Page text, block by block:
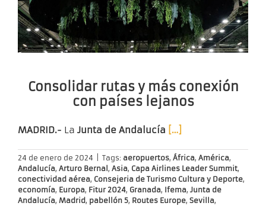
Consolidar rutas y más conexión
con países lejanos
MADRID.- La Junta de Andalucía […]
24 de enero de 2024 Tags: aeropuertos, África, América,
Andalucía, Arturo Bernal , Asia, Capa Airlines Leader Summit,
conectividad aérea, Consejeria de Turismo Cultura y Deporte,
economía, Europa, Fitur 2024, Granada, Ifema, Junta de
Andalucía, Madrid, pabellón 5, Routes Europe, Sevilla,